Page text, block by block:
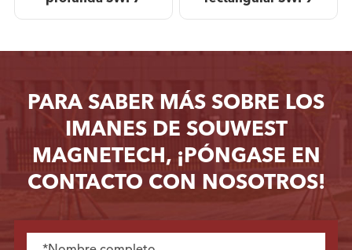
PARA SABER MÁS SOBRE LOS
IMANES DE SOUWEST
MAGNETECH, ¡PÓNGASE EN
CONTACTO CON NOSOTROS!